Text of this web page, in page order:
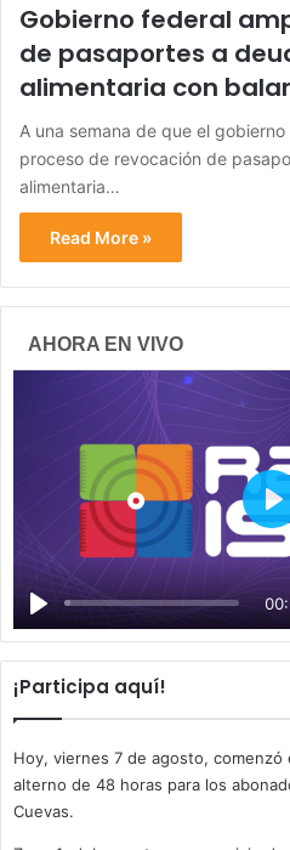
Gobierno federal
de pasaportes a
alimentaria con
A una semana de que el
proceso de revocación de
alimentaria…
Read More »
AHORA EN VIVO
P
a
y
¡Participa aquí!
Hoy, viernes 7 de agosto, comenzó
alterno de 48 horas para los
Cuevas.